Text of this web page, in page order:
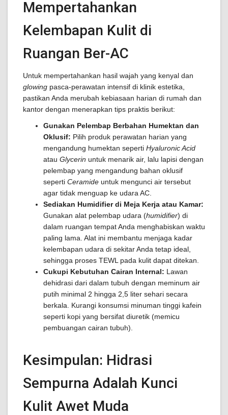
Mempertahankan
Kelembapan Kulit di
Ruangan Ber-AC
Untuk mempertahankan hasil wajah yang kenyal dan
glowing pasca-perawatan intensif di klinik estetika,
pastikan Anda merubah kebiasaan harian di rumah dan
kantor dengan menerapkan tips praktis berikut:
Gunakan Pelembap Berbahan Humektan dan
Oklusif: Pilih produk perawatan harian yang
mengandung humektan seperti Hyaluronic Acid
atau Glycerin untuk menarik air, lalu lapisi dengan
pelembap yang mengandung bahan oklusif
seperti Ceramide untuk mengunci air tersebut
agar tidak menguap ke udara AC.
Sediakan Humidifier di Meja Kerja atau Kamar:
Gunakan alat pelembap udara (humidifier) di
dalam ruangan tempat Anda menghabiskan waktu
paling lama. Alat ini membantu menjaga kadar
kelembapan udara di sekitar Anda tetap ideal,
sehingga proses TEWL pada kulit dapat ditekan.
Cukupi Kebutuhan Cairan Internal: Lawan
dehidrasi dari dalam tubuh dengan meminum air
putih minimal 2 hingga 2,5 liter sehari secara
berkala. Kurangi konsumsi minuman tinggi kafein
seperti kopi yang bersifat diuretik (memicu
pembuangan cairan tubuh).
Kesimpulan: Hidrasi
Sempurna Adalah Kunci
Kulit Awet Muda